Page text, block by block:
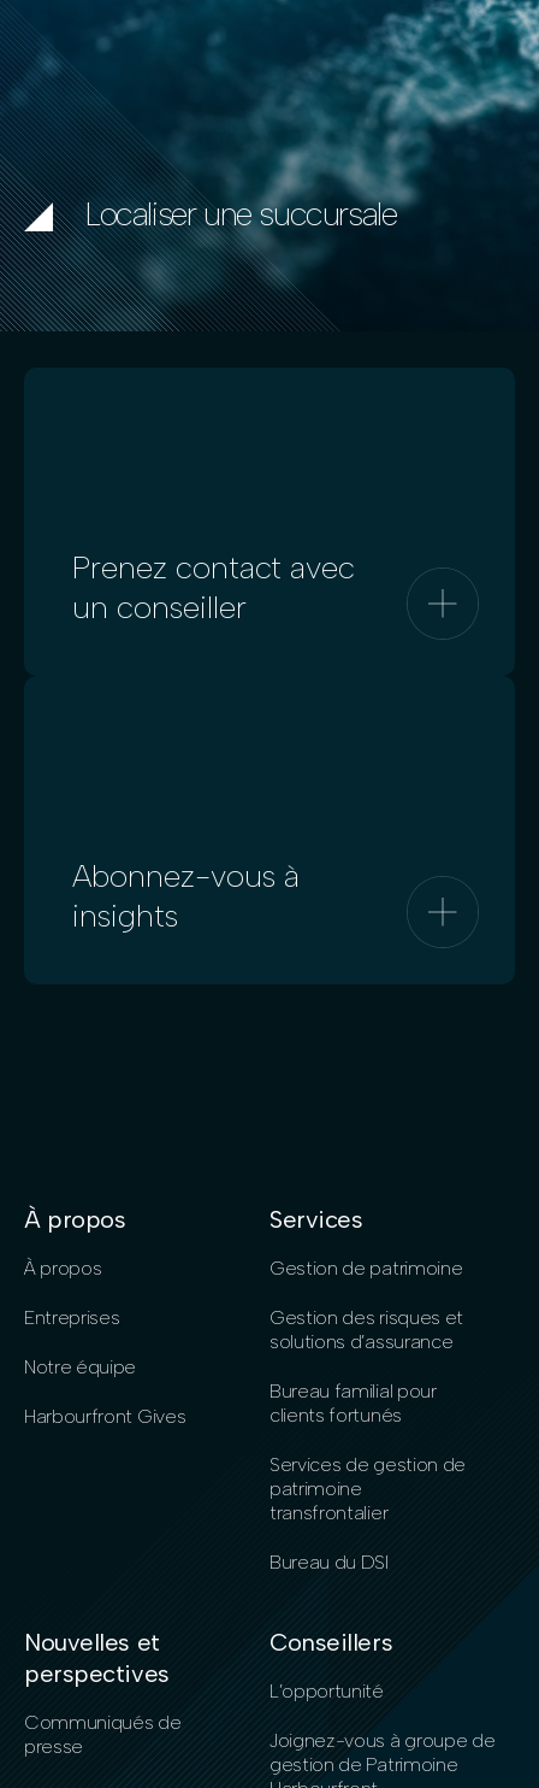
Localiser une succursale
Prenez contact avec
un conseiller
Abonnez-vous à
insights
À propos
À propos
Entreprises
Notre équipe
Harbourfront Gives
Services
Gestion de patrimoine
Gestion des risques et
solutions d’assurance
Bureau familial pour
clients fortunés
Services de gestion de
patrimoine
transfrontalier
Bureau du DSI
Nouvelles et
perspectives
Communiqués de
presse
Conseillers
L’opportunité
Joignez-vous à groupe de
gestion de Patrimoine